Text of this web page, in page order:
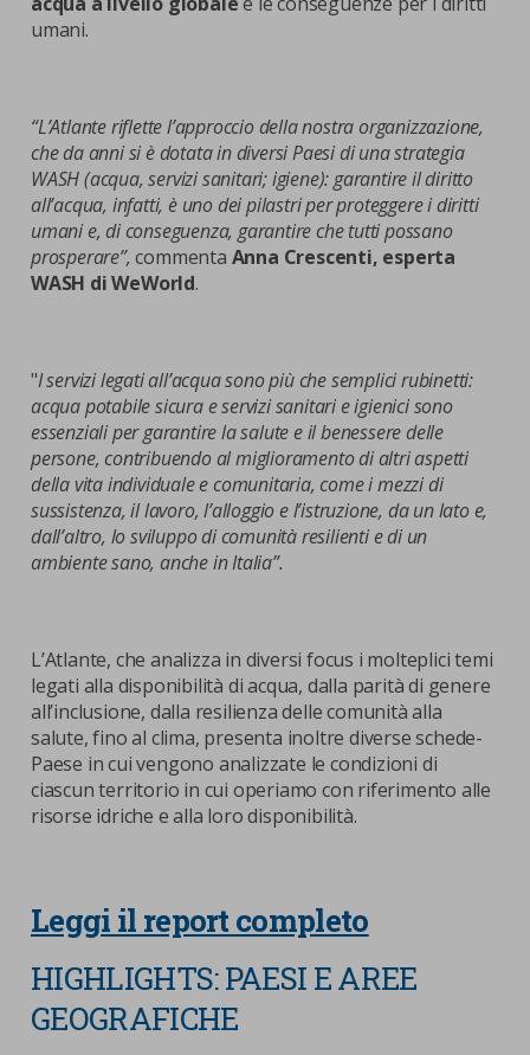
umani.
“L’Atlante riflette l’approccio della nostra organizzazione,
che da anni si è dotata in diversi Paesi di una strategia
WASH (acqua, servizi sanitari; igiene): garantire il diritto
all’acqua, infatti, è uno dei pilastri per proteggere i diritti
umani e, di conseguenza, garantire che tutti possano
prosperare”,commenta Anna Crescenti, esperta
WASH di WeWorld.
"I servizi legati all’acqua sono più che semplici rubinetti:
acqua potabile sicura e servizi sanitari e igienici sono
essenziali per garantire la salute e il benessere delle
persone, contribuendo al miglioramento di altri aspetti
della vita individuale e comunitaria, come i mezzi di
sussistenza, il lavoro, l’alloggio e l’istruzione, da un lato e,
dall’altro, lo sviluppo di comunità resilienti e di un
ambiente sano, anche in Italia”.
L’Atlante, che analizza in diversi focus i molteplici temi
legati alla disponibilità di acqua, dalla parità di genere
all’inclusione, dalla resilienza delle comunità alla
salute, fino al clima, presenta inoltre diverse schede-
Paese in cui vengono analizzate le condizioni di
ciascun territorio in cui operiamo con riferimento alle
risorse idriche e alla loro disponibilità.
Leggi il report completo
HIGHLIGHTS: PAESI E AREE
GEOGRAFICHE